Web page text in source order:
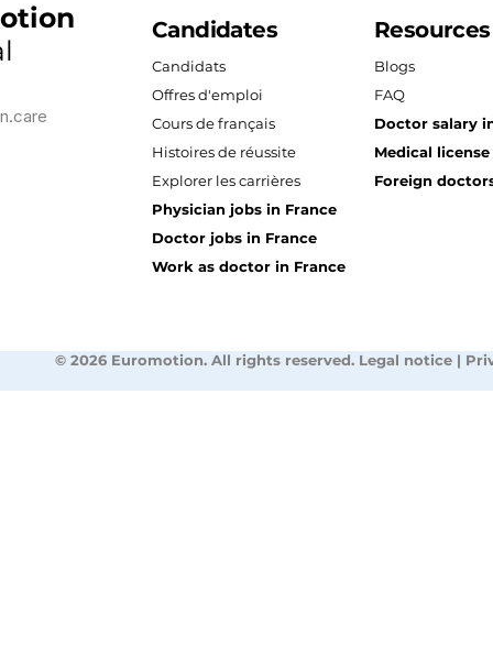
Candidates
Candidats
Offres d'emploi
Cours de français
Histoires de réussite
Explorer les carrières
Physician jobs in France
Doctor jobs in France
Work as doctor in France
Resources
Blogs
FAQ
Doctor salary
Medical
Foreign
© 2026 Euromotion. All rights reserved. Legal notice |